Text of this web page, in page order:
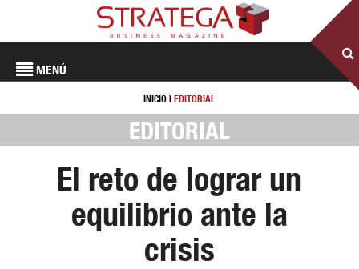
MENÚ
INICIO | EDITORIAL
EDITORIAL
El reto de lograr un
equilibrio ante la
crisis